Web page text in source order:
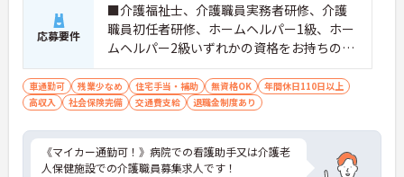
応募要件
■介護福祉士、介護職員実務者研修、介護
職員初任者研修、ホームヘルパー1級、ホー
ムヘルパー2級いずれかの資格をお持ちの方
※経験者優遇
車通勤可 残業少なめ 住宅手当・補助 無資格OK
年間休日110日以上
高収入
社会保険完備 交通費支給 退職金制度あり
《マイカー通勤可！》病院での看護助手又は介護老
人保健施設での介護職員募集求人です！